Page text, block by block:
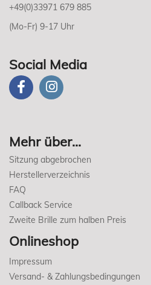
+49(0)33971 679 885
(Mo-Fr) 9-17 Uhr
Social Media
Mehr über...
Sitzung abgebrochen
Herstellerverzeichnis
FAQ
Callback Service
Zweite Brille zum halben Preis
Onlineshop
Impressum
Versand- & Zahlungsbedingungen